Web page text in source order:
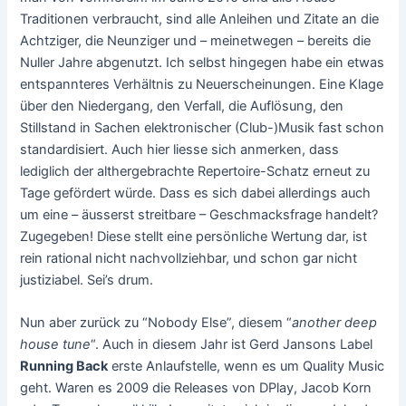
Traditionen verbraucht, sind alle Anleihen und Zitate an die
Achtziger, die Neunziger und – meinetwegen – bereits die
Nuller Jahre abgenutzt. Ich selbst hingegen habe ein etwas
entspannteres Verhältnis zu Neuerscheinungen. Eine Klage
über den Niedergang, den Verfall, die Auflösung, den
Stillstand in Sachen elektronischer (Club-)Musik fast schon
standardisiert. Auch hier liesse sich anmerken, dass
lediglich der althergebrachte Repertoire-Schatz erneut zu
Tage gefördert würde. Dass es sich dabei allerdings auch
um eine – äusserst streitbare – Geschmacksfrage handelt?
Zugegeben! Diese stellt eine persönliche Wertung dar, ist
rein rational nicht nachvollziehbar, und schon gar nicht
justiziabel. Sei’s drum.
Nun aber zurück zu “Nobody Else”, diesem “another deep
house tune“. Auch in diesem Jahr ist Gerd Jansons Label
Running Backerste Anlaufstelle, wenn es um Quality Music
geht. Waren es 2009 die Releases von DPlay, Jacob Korn